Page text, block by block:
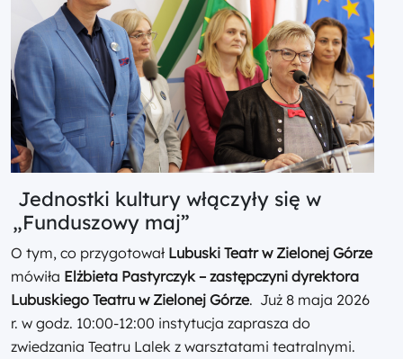
Jednostki kultury włączyły się w
„Funduszowy maj”
O tym, co przygotował Lubuski Teatr w Zielonej Górze
mówiła Elżbieta Pastyrczyk – zastępczyni dyrektora
Lubuskiego Teatru w Zielonej Górze. Już 8 maja 2026
r. w godz. 10:00-12:00 instytucja zaprasza do
zwiedzania Teatru Lalek z warsztatami teatralnymi.